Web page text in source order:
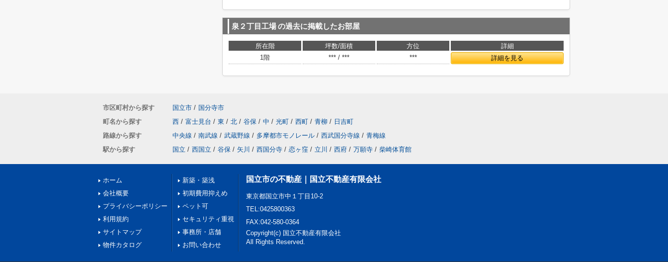
泉２丁目工場の過去に掲載したお部屋
所在階 坪数/面積 方位
詳細
1階
*** / *** *** 詳細を見る
市区町村から探す 国立市 / 国分寺市
町名から探す
西 / 富士見台 / 東 / 北 / 谷保 / 中 / 光町 / 西町 / 青柳 / 日吉町
路線から探す
中央線 / 南武線 / 武蔵野線 / 多摩都市モノレール / 西武国分寺線 / 青梅線
駅から探す
国立 / 西国立 / 谷保 / 矢川 / 西国分寺 / 恋ヶ窪 / 立川 / 西府 / 万願寺 / 柴崎体育館
ホーム
会社概要
プライバシーポリシー
利用規約
サイトマップ
物件カタログ
新築・築浅
初期費用抑えめ
ペット可
セキュリティ重視
事務所・店舗
お問い合わせ
国立市の不動産｜国立不動産有限会社
東京都国立市中１丁目10-2
TEL:0425800363
FAX:042-580-0364
Copyright(c) 国立不動産有限会社
All Rights Reserved.